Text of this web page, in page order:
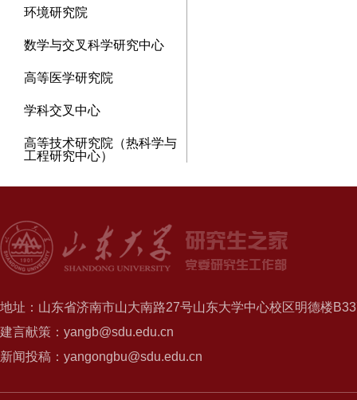
环境研究院
数学与交叉科学研究中心
高等医学研究院
学科交叉中心
高等技术研究院（热科学与
工程研究中心）
地址：山东省济南市山大南路27号山东大学中心校区明德楼
建言献策：yangb@sdu.edu.cn
新闻投稿：yangongbu@sdu.edu.cn